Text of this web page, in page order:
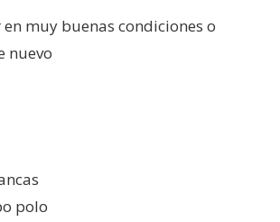
muy buenas condiciones o
nuevo
polo